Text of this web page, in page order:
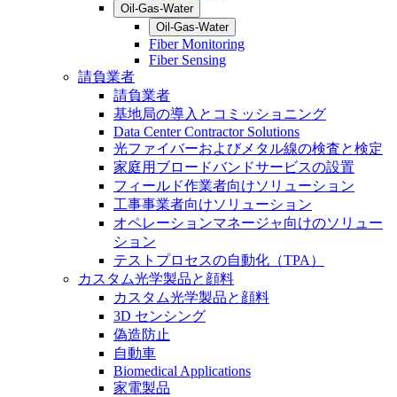
Oil-Gas-Water
Oil-Gas-Water
Fiber Monitoring
Fiber Sensing
請負業者
請負業者
基地局の導入とコミッショニング
Data Center Contractor Solutions
光ファイバーおよびメタル線の検査と検定
家庭用ブロードバンドサービスの設置
フィールド作業者向けソリューション
工事事業者向けソリューション
オペレーションマネージャ向けのソリュー
ション
テストプロセスの自動化（TPA）
カスタム光学製品と顔料
カスタム光学製品と顔料
3D センシング
偽造防止
自動車
Biomedical Applications
家電製品